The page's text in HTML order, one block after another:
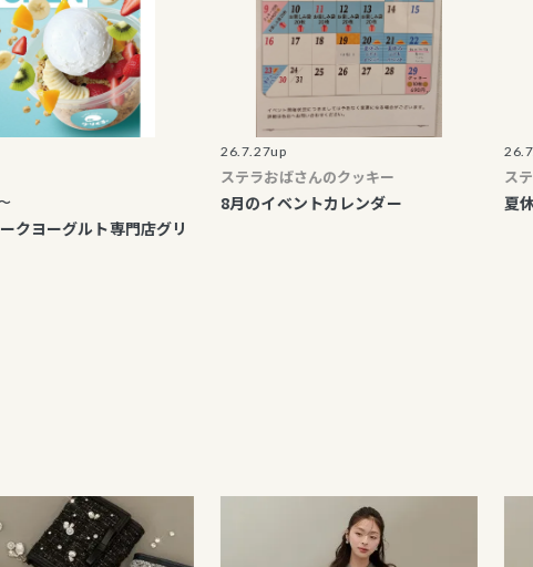
ルト専門店グリ
26.7.27up
ステラおばさんのクッキー
8月のイベントカレンダー
26.7.19up
ステラおば
夏休みこ